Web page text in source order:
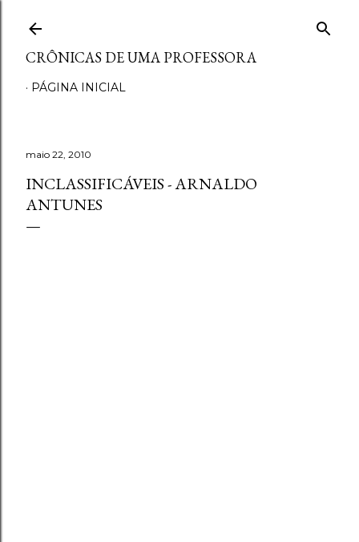
CRÔNICAS DE UMA PROFESSORA
PÁGINA INICIAL
maio 22, 2010
INCLASSIFICÁVEIS - ARNALDO
ANTUNES